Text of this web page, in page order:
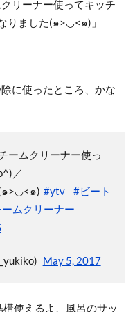
リーナー使ってキッチ
りました(๑>◡<๑)」
に使ったところ、かな
ームクリーナー使っ
／
๑>◡<๑) #ytv
#ビート
ムクリーナー
May 5, 2017
使えるよ、風呂のサッ